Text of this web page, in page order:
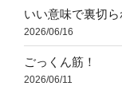
いい意味で裏切
2026/06/16
ごっくん筋！
2026/06/11